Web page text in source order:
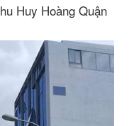
Huy Hoàng Quận